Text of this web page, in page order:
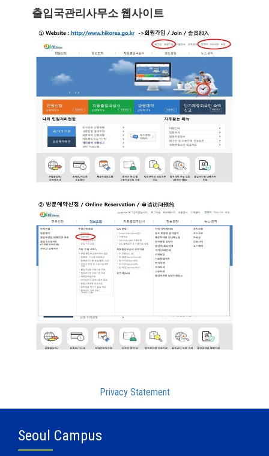
출입국관리사무소 웹사이트
Privacy Statement
Seoul Campus